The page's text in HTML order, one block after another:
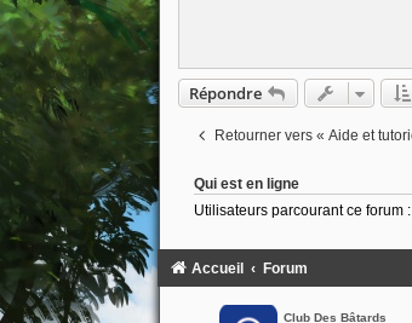
Répondre
Retourner vers « Aide et
Qui est en ligne
Utilisateurs parcourant ce forum
Accueil Forum
Club Des Bâtards